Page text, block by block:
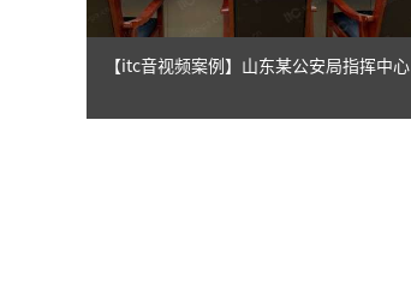
【itc音视频案例】山东某公安局指挥中心